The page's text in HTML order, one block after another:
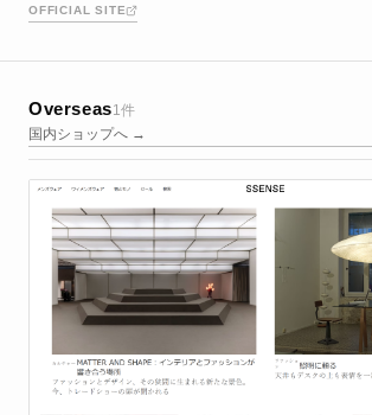
OFFICIAL SITE
Overseas1件
国内ショップへ →